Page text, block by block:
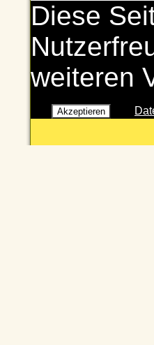
Diese
weiteren
Akzeptieren